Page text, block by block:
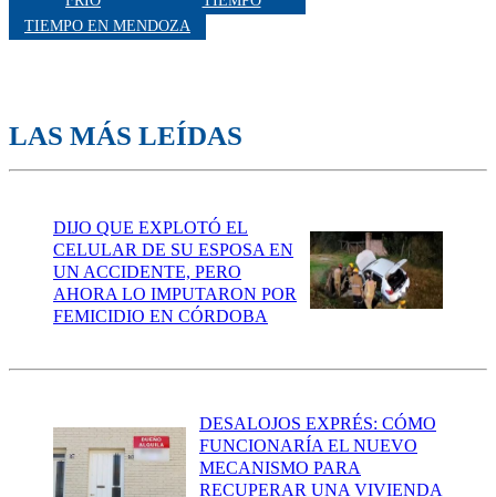
TIEMPO EN MENDOZA
LAS MÁS LEÍDAS
DIJO QUE EXPLOTÓ EL
CELULAR DE SU ESPOSA EN
UN ACCIDENTE, PERO
AHORA LO IMPUTARON POR
FEMICIDIO EN CÓRDOBA
DESALOJOS EXPRÉS: CÓMO
FUNCIONARÍA EL NUEVO
MECANISMO PARA
RECUPERAR UNA VIVIENDA